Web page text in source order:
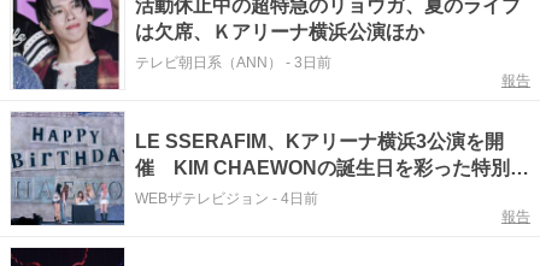
活動休止中の超特急のリョウガ、夏のライブ
は欠席、Ｋアリーナ横浜公演ほか
テレビ朝日系（ANN） - 3日前
報告
LE SSERAFIM、Kアリーナ横浜3公演を開
催 KIM CHAEWONの誕生日を彩った特別な
ステージも披露
WEBザテレビジョン - 4日前
報告